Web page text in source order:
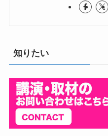
知りたい